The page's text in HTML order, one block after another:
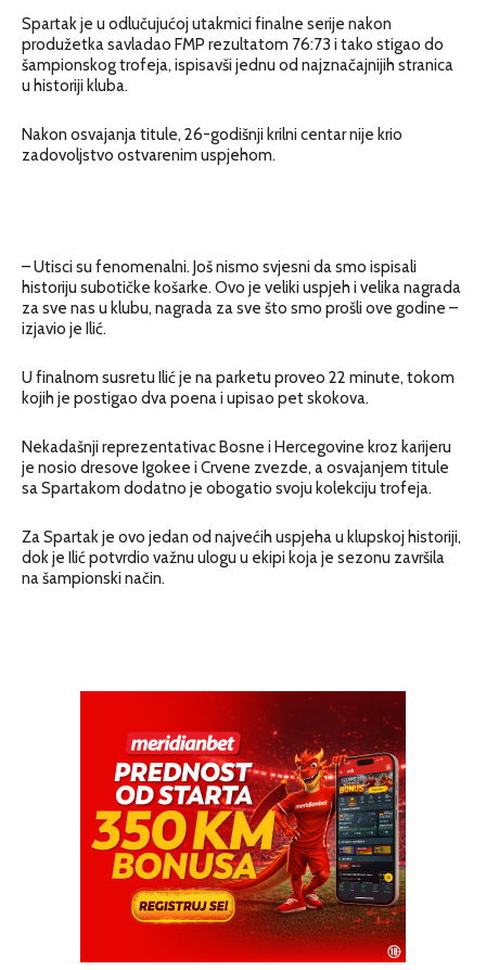
Spartak je u odlučujućoj utakmici finalne serije nakon
produžetka savladao FMP rezultatom 76:73 i tako stigao do
šampionskog trofeja, ispisavši jednu od najznačajnijih stranica
u historiji kluba.
Nakon osvajanja titule, 26-godišnji krilni centar nije krio
zadovoljstvo ostvarenim uspjehom.
– Utisci su fenomenalni. Još nismo svjesni da smo ispisali
historiju subotičke košarke. Ovo je veliki uspjeh i velika nagrada
za sve nas u klubu, nagrada za sve što smo prošli ove godine –
izjavio je Ilić.
U finalnom susretu Ilić je na parketu proveo 22 minute, tokom
kojih je postigao dva poena i upisao pet skokova.
Nekadašnji reprezentativac Bosne i Hercegovine kroz karijeru
je nosio dresove Igokee i Crvene zvezde, a osvajanjem titule
sa Spartakom dodatno je obogatio svoju kolekciju trofeja.
Za Spartak je ovo jedan od najvećih uspjeha u klupskoj historiji,
dok je Ilić potvrdio važnu ulogu u ekipi koja je sezonu završila
na šampionski način.